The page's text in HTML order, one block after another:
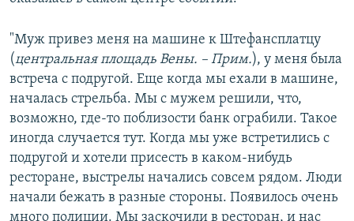
"Муж привез меня на машине к Штефансплатцу
(центральная площадь Вены. – Прим.), у меня была
встреча с подругой. Еще когда мы ехали в машине,
началась стрельба. Мы с мужем решили, что,
возможно, где-то поблизости банк ограбили. Такое
иногда случается тут. Когда мы уже встретились с
подругой и хотели присесть в каком-нибудь
ресторане, выстрелы начались совсем рядом. Люди
начали бежать в разные стороны. Появилось очень
много полиции. Мы заскочили в ресторан, и нас